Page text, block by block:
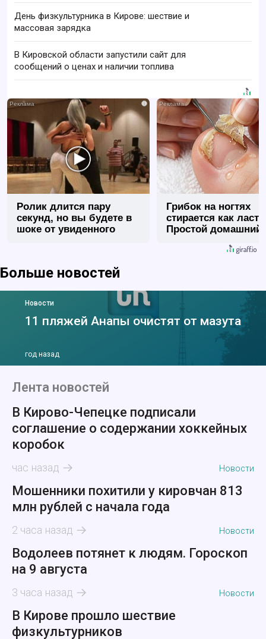
День физкультурника в Кирове: шествие и
массовая зарядка
В Кировской области запустили сайт для
сообщений о ценах и наличии топлива
i
Ролик длится пару
секунд, но вы будете в
шоке от увиденного
Грибок на ногтях
стирается как
Простой домашний
Больше новостей
Новости
11 пляжей Анапы очистят от мазута
год назад
Лента новостей
В Кирово-Чепецке подписали
соглашение о содержании хоккейных
коробок
час назад Новости
Мошенники похитили у кировчан 813
млн рублей с начала года
2 часа назад Новости
Водолеев потянет к людям. Гороскоп
на 9 августа
3 часа назад Новости
В Кирове прошло шествие
физкультурников